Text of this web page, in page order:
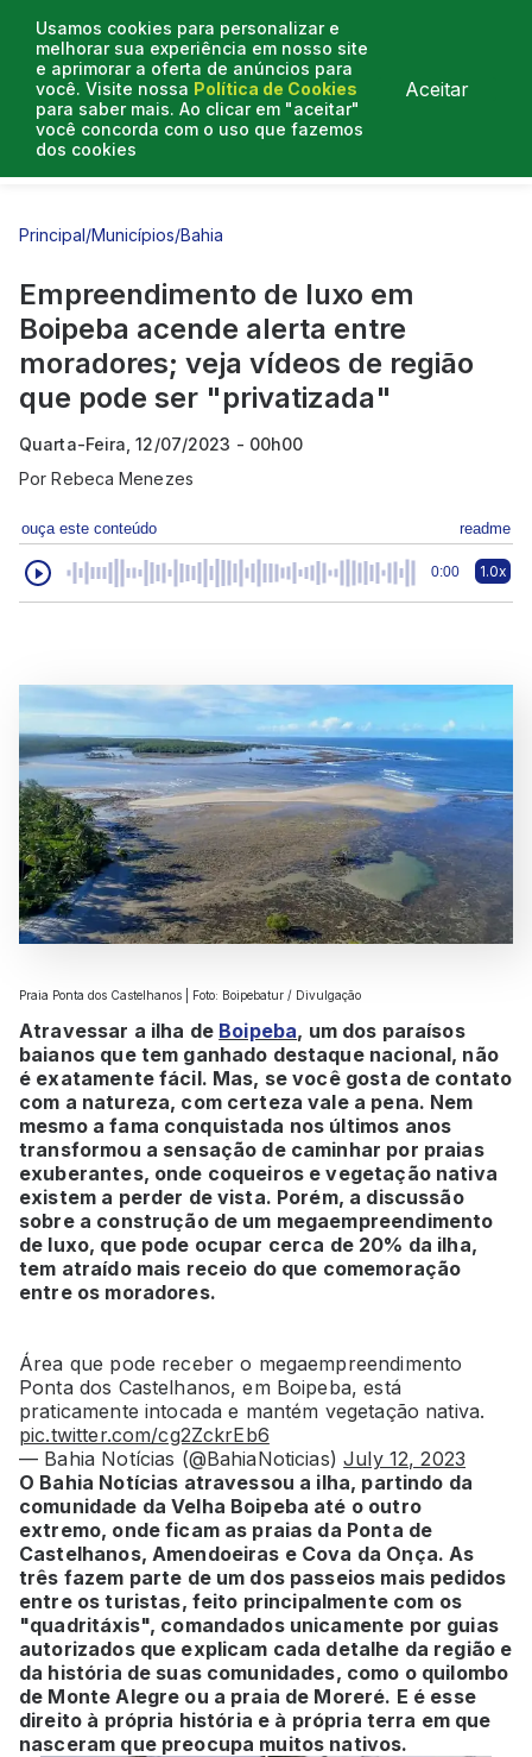
Usamos cookies para personalizar e
melhorar sua experiência em nosso site
e aprimorar a oferta de anúncios para
você. Visite nossa Política de Cookies
para saber mais. Ao clicar em "aceitar"
você concorda com o uso que fazemos
dos cookies
Aceitar
Entrevistas
Principal/Municípios/Bahia
Empreendimento de luxo em
Boipeba acende alerta entre
moradores; veja vídeos de região
que pode ser "privatizada"
Quarta-Feira, 12/07/2023 - 00h00
PorRebeca Menezes
ouça este conteúdo readme
0:00 1.0x
Praia Ponta dos Castelhanos | Foto: Boipebatur / Divulgação
Atravessar a ilha de Boipeba, um dos paraísos
baianos que tem ganhado destaque nacional, não
é exatamente fácil. Mas, se você gosta de contato
com a natureza, com certeza vale a pena. Nem
mesmo a fama conquistada nos últimos anos
transformou a sensação de caminhar por praias
exuberantes, onde coqueiros e vegetação nativa
existem a perder de vista. Porém, a discussão
sobre a construção de um megaempreendimento
de luxo, que pode ocupar cerca de 20% da ilha,
tem atraído mais receio do que comemoração
entre os moradores.
Área que pode receber o megaempreendimento
Ponta dos Castelhanos, em Boipeba, está
praticamente intocada e mantém vegetação nativa.
pic.twitter.com/cg2ZckrEb6
— Bahia Notícias (@BahiaNoticias)July 12, 2023
O Bahia Notícias atravessou a ilha, partindo da
comunidade da Velha Boipeba até o outro
extremo, onde ficam as praias da Ponta de
Castelhanos, Amendoeiras e Cova da Onça. As
três fazem parte de um dos passeios mais pedidos
entre os turistas, feito principalmente com os
"quadritáxis", comandados unicamente por guias
autorizados que explicam cada detalhe da região e
da história de suas comunidades, como o quilombo
de Monte Alegre ou a praia de Moreré. E é esse
direito à própria história e à própria terra em que
nasceram que preocupa muitos nativos.